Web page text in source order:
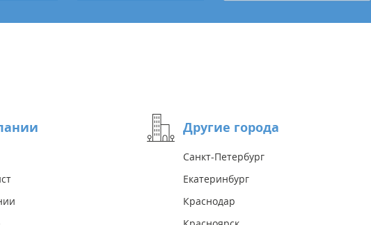
Другие города
Санкт-Петербург
Екатеринбург
Краснодар